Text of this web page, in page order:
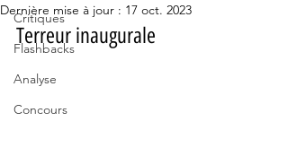
Critiques
Flashbacks
Analyse
Concours
Dernière mise à jour : 17 oct. 2023
Terreur inaugurale